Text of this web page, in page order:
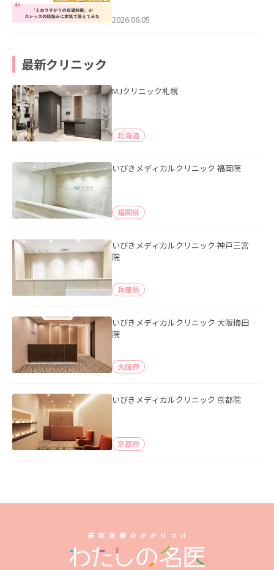
2026.06.05
最新クリニック
MJクリニック札幌
北海道
いびきメディカルクリニック 福岡院
福岡県
いびきメディカルクリニック 神戸三宮
院
兵庫県
いびきメディカルクリニック 大阪梅田
院
大阪府
いびきメディカルクリニック 京都院
京都府